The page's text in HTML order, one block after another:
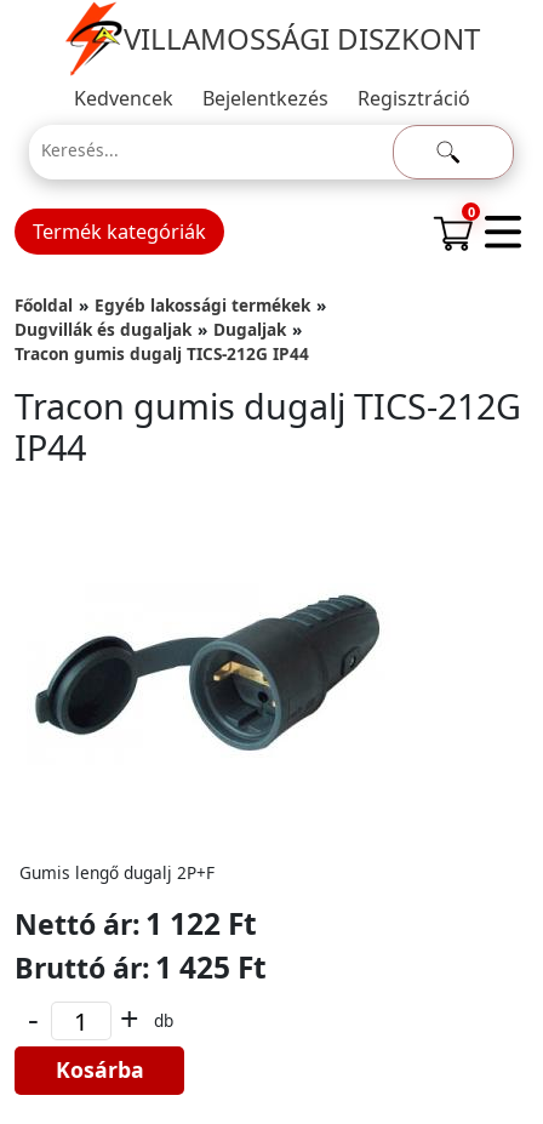
VILLAMOSSÁGI DISZKONT
Kedvencek Bejelentkezés Regisztráció
Termék kategóriák
0
Főoldal
Egyéb lakossági termékek
Dugvillák és dugaljak
Dugaljak
Tracon gumis dugalj TICS-212G IP44
Tracon gumis dugalj TICS-212G
IP44
Gumis lengő dugalj 2P+F
Nettó ár:1 122 Ft
Bruttó ár:1 425 Ft
- + db
Kosárba